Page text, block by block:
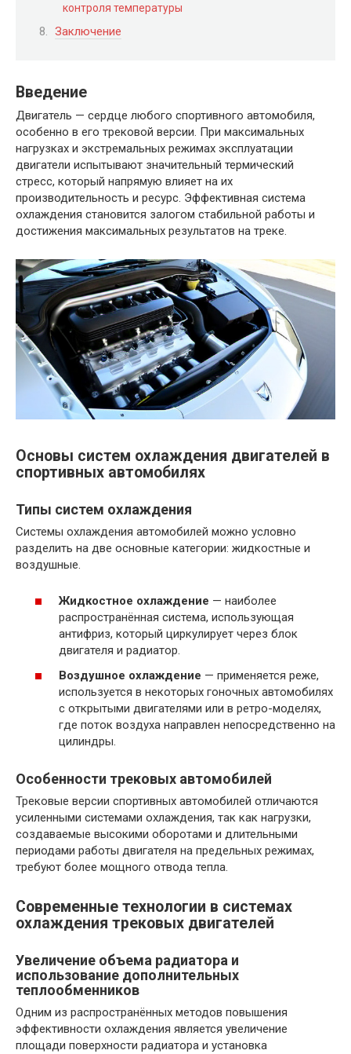
контроля температуры
Заключение
Введение
Двигатель — сердце любого спортивного автомобиля,
особенно в его трековой версии. При максимальных
нагрузках и экстремальных режимах эксплуатации
двигатели испытывают значительный термический
стресс, который напрямую влияет на их
производительность и ресурс. Эффективная система
охлаждения становится залогом стабильной работы и
достижения максимальных результатов на треке.
Основы систем охлаждения двигателей в
спортивных автомобилях
Типы систем охлаждения
Системы охлаждения автомобилей можно условно
разделить на две основные категории: жидкостные и
воздушные.
Жидкостное охлаждение — наиболее
распространённая система, использующая
антифриз, который циркулирует через блок
двигателя и радиатор.
Воздушное охлаждение — применяется реже,
используется в некоторых гоночных автомобилях
с открытыми двигателями или в ретро-моделях,
где поток воздуха направлен непосредственно на
цилиндры.
Особенности трековых автомобилей
Трековые версии спортивных автомобилей отличаются
усиленными системами охлаждения, так как нагрузки,
создаваемые высокими оборотами и длительными
периодами работы двигателя на предельных режимах,
требуют более мощного отвода тепла.
Современные технологии в системах
охлаждения трековых двигателей
Увеличение объема радиатора и
использование дополнительных
теплообменников
Одним из распространённых методов повышения
эффективности охлаждения является увеличение
площади поверхности радиатора и установка